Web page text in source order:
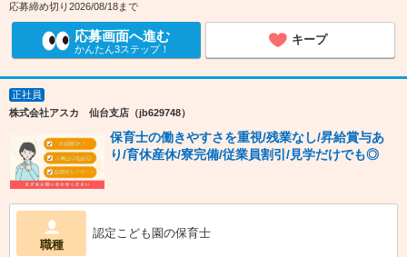
応募締め切り2026/08/18まで
応募画面へ進む
かんたん3ステップ！
キープ
正社員
株式会社アスカ 仙台支店（jb629748）
保育士の働きやすさを重視/残業なし/昇給賞与あ
り/育休産休/寮完備/従業員割引/見学だけでも◎
職種
認定こども園の保育士